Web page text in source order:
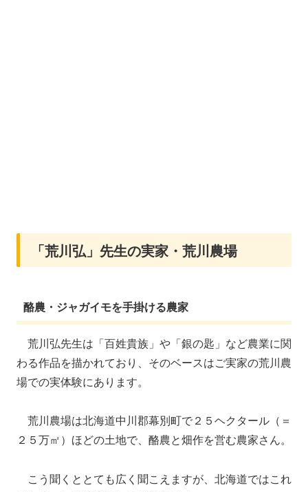
「荒川弘」先生の実家・荒川農場
酪農・ジャガイモを手掛ける農家
荒川弘先生は「百姓貴族」や「銀の匙」など農業に関
わる作品を描かれており、そのベースはご実家の荒川農
場での実体験にあります。
荒川農場は北海道中川郡幕別町で２５ヘクタール（＝
２５万㎡）ほどの土地で、酪農と畑作を営む農家さん。
こう聞くととても広く聞こえますが、北海道ではこれ